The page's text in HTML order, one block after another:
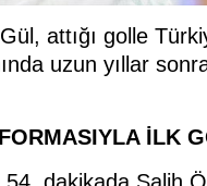
attığı golle
uzun yıllar
İLK